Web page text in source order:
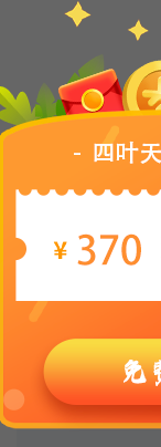
灵活的
计费模式